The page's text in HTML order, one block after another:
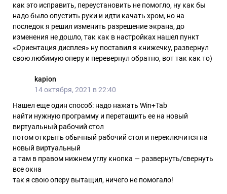
как это исправить, переустановить не помогло, ну как бы
надо было опустить руки и идти качать хром, но на
последок я решил изменить разрешение экрана, до
изменения не дошло, так как в настройках нашел пункт
«Ориентация дисплея» ну поставил я книжечку, развернул
свою любимую оперу и перевернул обратно, вот так как то)
kapion
14 октября, 2021 в 22:40
Нашел еще один способ: надо нажать Win+Tab
найти нужную программу и перетащить ее на новый
виртуальный рабочий стол
потом открыть обычный рабочий стол и переключится на
новый виртуальный
а там в правом нижнем углу кнопка — развернуть/свернуть
все окна
так я свою оперу вытащил, ничего не помогало!